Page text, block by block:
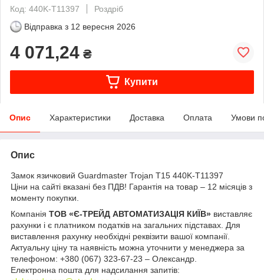
Код: 440K-T11397
Роздріб
Відправка з 12 вересня 2026
4 071,24 ₴
Купити
Опис Характеристики Доставка Оплата Умови
Опис
Замок язичковий Guardmaster Trojan T15 440K-T11397
Ціни на сайті вказані без ПДВ! Гарантія на товар – 12 місяців з
моменту покупки.
Компанія ТОВ «Є-ТРЕЙД АВТОМАТИЗАЦІЯ КИЇВ» виставляє
рахунки і є платником податків на загальних підставах. Для
виставлення рахунку необхідні реквізити вашої компанії.
Актуальну ціну та наявність можна уточнити у менеджера за
телефоном: +380 (067) 323-67-23 – Олександр.
Електронна пошта для надсилання запитів: